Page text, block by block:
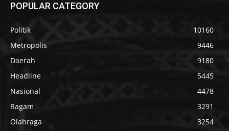
POPULAR CATEGORY
Politik
10160
Metropolis
9446
Daerah
9180
Headline
5445
Nasional
4478
Ragam
3291
Olahraga
3254